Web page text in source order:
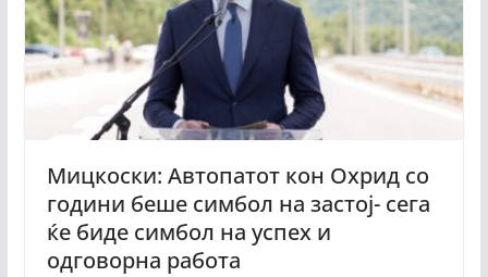
Мицкоски: Автопатот кон Охрид со
години беше симбол на застој- сега
ќе биде симбол на успех и
одговорна работа